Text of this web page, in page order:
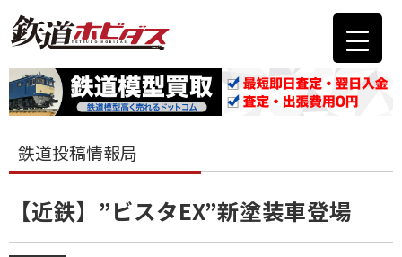
鉄道投稿情報局
【近鉄】”ビスタEX”新塗装車登場